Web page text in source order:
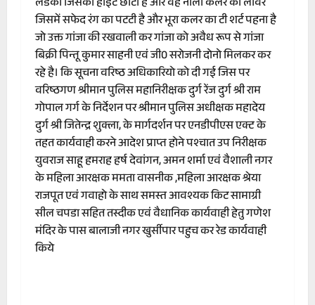
लडका जिसकी हाईट छोटी है और वह नीला कलर का लोवर
जिसमें सफेद रंग का पटटी है और भूरा कलर का टी शर्ट पहना है
जो उक्त गांजा की रखवाली कर गांजा को अवैध रूप से गांजा
बिक्री पिन्तू कुमार साहनी एवं जी0 सरोजनी दोनो मिलकर कर
रहे है। कि सूचना वरिष्ठ अधिकारियो को दी गई जिस पर
वरिष्ठगण श्रीमान पुलिस महानिरीक्षक दुर्ग रेंज दुर्ग श्री राम
गोपाल गर्ग के निर्देशन पर श्रीमान पुलिस अधीक्षक महादेय
दुर्ग श्री जितेन्द्र शुक्ला, के मार्गदर्शन पर एनडीपीएस एक्ट के
तहत कार्यवाही करने आदेश प्राप्त होने पश्चात उप निरीक्षक
युवराज साहू हमराह हर्ष देवांगन, अमन शर्मा एवं वैशाली नगर
के महिला आरक्षक ममता वासनीक ,महिला आरक्षक श्रेया
राजपूत एवं गवाहो के साथ समस्त आवश्यक किट सामाग्री
सील चपडा सहित तस्दीक एवं वैधानिक कार्यवाही हेतु गणेश
मंदिर के पास बालाजी नगर खुर्सीपार पहुच कर रेड कार्यवाही
किये